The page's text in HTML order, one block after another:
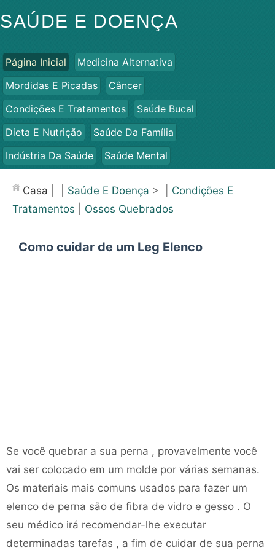
SAÚDE E DOENÇA
Página Inicial
Medicina Alternativa
Mordidas E Picadas
Câncer
Condições E Tratamentos
Saúde Bucal
Dieta E Nutrição
Saúde Da Família
Indústria Da Saúde
Saúde Mental
Saúde
Casa Saúde E Doença > | Condições E
Tratamentos
Ossos Quebrados
Como cuidar de um Leg Elenco
Se você quebrar a sua perna , provavelmente você
vai ser colocado em um molde por várias semanas.
Os materiais mais comuns usados ​​para fazer um
elenco de perna são de fibra de vidro e gesso . O
seu médico irá recomendar-lhe executar
determinadas tarefas , a fim de cuidar de sua perna